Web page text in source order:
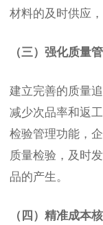
材料的及时供应
（三）强化质量
建立完善的质量
减少次品率和返
检验管理功能，
质量检验，及时
品的产生。
（四）精准成本